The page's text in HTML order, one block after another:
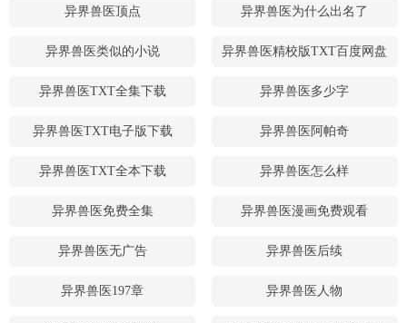
异界兽医顶点 异界兽医为什么出名了
异界兽医类似的小说 异界兽医精校版TXT百度网盘
异界兽医TXT全集下载 异界兽医多少字
异界兽医TXT电子版下载 异界兽医阿帕奇
异界兽医TXT全本下载 异界兽医怎么样
异界兽医免费全集 异界兽医漫画免费观看
异界兽医无广告 异界兽医后续
异界兽医197章 异界兽医人物